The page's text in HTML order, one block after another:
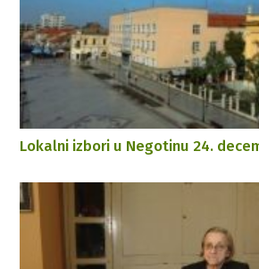
Lokalni izbori u Negotinu 24.